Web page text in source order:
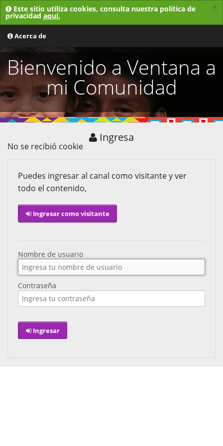
Este sitio utiliza cookies, consulta nuestra política de
privacidad aquí.
×
MENU
Acerca de
Bienvenido a Ventana a
mi Comunidad
Ingresa
No se recibió cookie
Puedes ingresar al canal como visitante y ver
todo el contenido,
Ingresar como visitante
Nombre de usuario
Contraseña
Ingresar